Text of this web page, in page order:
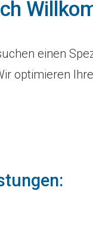
einen
optimieren